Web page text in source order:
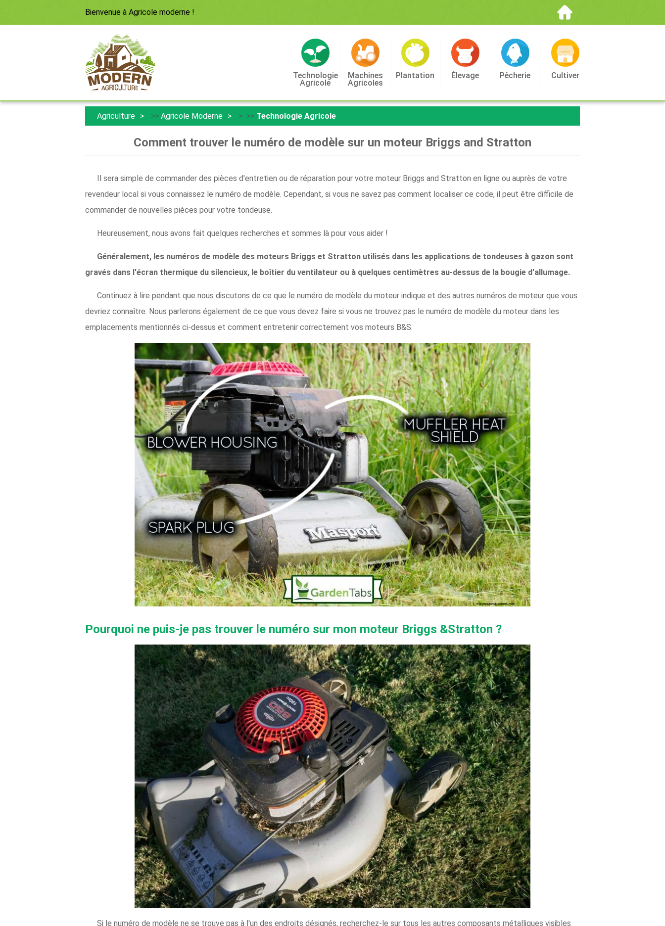
Bienvenue à Agricole moderne !
Technologie
Agricole
Machines
Agricoles
Plantation Élevage Pêcherie Cultiver
Agriculture >> Agricole Moderne > >> Technologie Agricole
Comment trouver le numéro de modèle sur un moteur Briggs and Stratton
Il sera simple de commander des pièces d'entretien ou de réparation pour votre moteur Briggs and Stratton en ligne ou auprès de votre
revendeur local si vous connaissez le numéro de modèle. Cependant, si vous ne savez pas comment localiser ce code, il peut être difficile de
commander de nouvelles pièces pour votre tondeuse.
Heureusement, nous avons fait quelques recherches et sommes là pour vous aider !
Généralement, les numéros de modèle des moteurs Briggs et Stratton utilisés dans les applications de tondeuses à gazon sont
gravés dans l'écran thermique du silencieux, le boîtier du ventilateur ou à quelques centimètres au-dessus de la bougie d'allumage.
Continuez à lire pendant que nous discutons de ce que le numéro de modèle du moteur indique et des autres numéros de moteur que vous
devriez connaître. Nous parlerons également de ce que vous devez faire si vous ne trouvez pas le numéro de modèle du moteur dans les
emplacements mentionnés ci-dessus et comment entretenir correctement vos moteurs B&S.
Pourquoi ne puis-je pas trouver le numéro sur mon moteur Briggs &Stratton ?
Si le numéro de modèle ne se trouve pas à l'un des endroits désignés, recherchez-le sur tous les autres composants métalliques visibles